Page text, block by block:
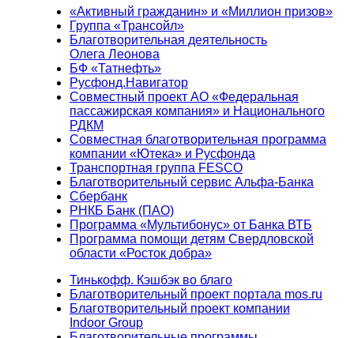
«Активный гражданин» и «Миллион призов»
Группа «Трансойл»
Благотворительная деятельность
Олега Леонова
БФ «Татнефть»
Русфонд.Навигатор
Совместный проект АО «Федеральная
пассажирская компания» и Национального
РДКМ
Совместная благотворительная программа
компании «Ютека» и Русфонда
Транспортная группа FESCO
Благотворительный сервис Альфа-Банка
Сбербанк
РНКБ Банк (ПАО)
Программа «Мультибонус» от Банка ВТБ
Программа помощи детям Свердловской
области «Росток добра»
Тинькофф. Кэшбэк во благо
Благотворительный проект портала mos.ru
Благотворительный проект компании
Indoor Group